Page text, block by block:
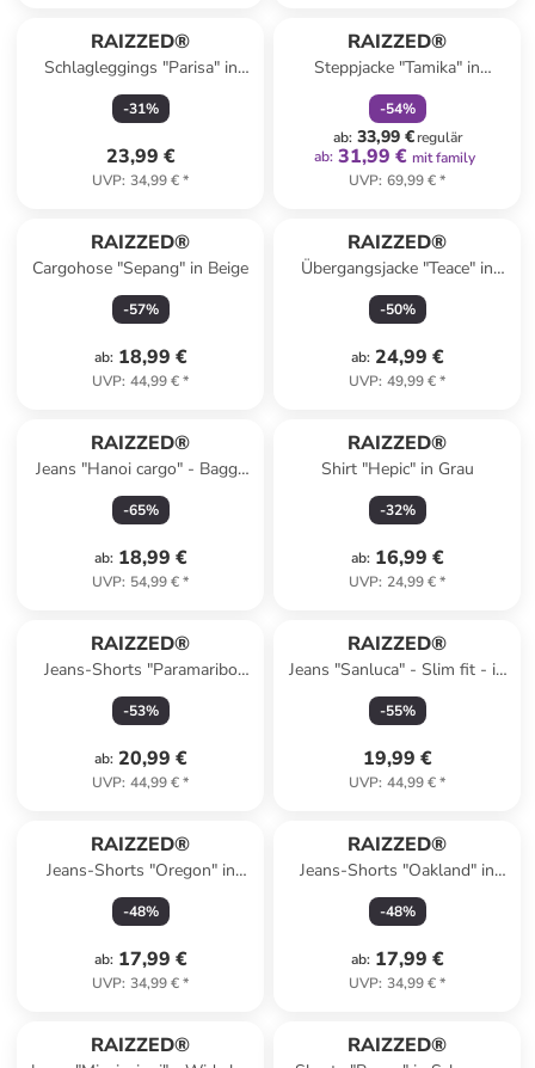
RAIZZED®
Schlagleggings "Parisa" in
Blau
-31%
23,99 €
UVP: 34,99 €*
RAIZZED®
Steppjacke "Tamika" in
Hellblau
-54%
ab: 33,99 €regulär
ab: 31,99 € mit family
UVP: 69,99 €*
RAIZZED®
Cargohose "Sepang" in Beige
-57%
ab: 18,99 €
UVP: 44,99 €*
RAIZZED®
Übergangsjacke "Teace" in
Dunkelblau
-50%
ab: 24,99 €
UVP: 49,99 €*
RAIZZED®
Jeans "Hanoi cargo" - Baggy
fit - in Blau
-65%
ab: 18,99 €
UVP: 54,99 €*
RAIZZED®
Shirt "Hepic" in Grau
-32%
ab: 16,99 €
UVP: 24,99 €*
RAIZZED®
Jeans-Shorts "Paramaribo
Crafted" in Hellblau
-53%
ab: 20,99 €
UVP: 44,99 €*
RAIZZED®
Jeans "Sanluca" - Slim fit - in
Dunkelblau
-55%
19,99 €
UVP: 44,99 €*
RAIZZED®
Jeans-Shorts "Oregon" in
Grau
-48%
ab: 17,99 €
UVP: 34,99 €*
RAIZZED®
Jeans-Shorts "Oakland" in
Anthrazit
-48%
ab: 17,99 €
UVP: 34,99 €*
RAIZZED® RAIZZED®